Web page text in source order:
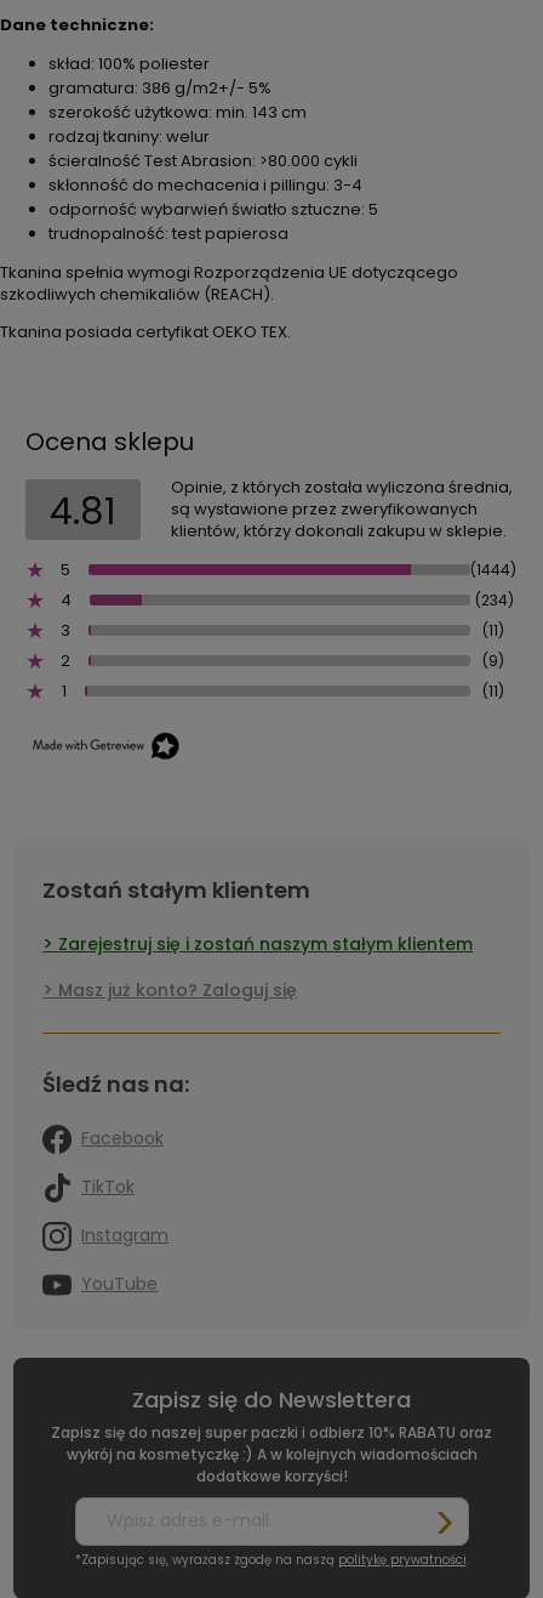
Dane techniczne:
skład: 100% poliester
gramatura: 386 g/m2+/- 5%
szerokość użytkowa: min. 143 cm
rodzaj tkaniny: welur
ścieralność Test Abrasion: >80.000 cykli
skłonność do mechacenia i pillingu: 3-4
odporność wybarwień światło sztuczne: 5
trudnopalność: test papierosa
Tkanina spełnia wymogi Rozporządzenia UE dotyczącego
szkodliwych chemikaliów (REACH).
Tkanina posiada certyfikat OEKO TEX.
Ocena sklepu
4.81
Opinie, z których została wyliczona średnia,
są wystawione przez zweryfikowanych
klientów, którzy dokonali zakupu w sklepie.
5
(1444)
4 (234)
3 (11)
2 (9)
1 (11)
Zostań stałym klientem
Zarejestruj się i zostań naszym stałym klientem
Masz już konto? Zaloguj się
Śledź nas na:
Facebook
TikTok
Instagram
YouTube
Zapisz się do Newslettera
Zapisz się do naszej super paczki i odbierz 10% RABATU oraz
wykrój na kosmetyczkę :) A w kolejnych wiadomościach
dodatkowe korzyści!
*Zapisując się, wyrażasz zgodę na naszą politykę prywatności.